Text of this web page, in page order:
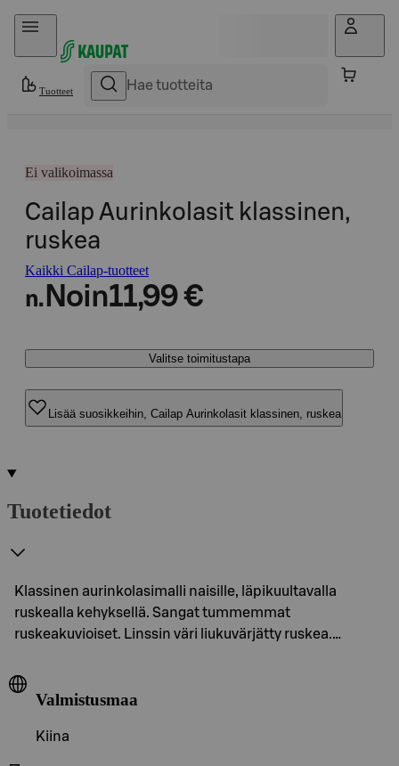
Hyppää sisältöön
Tuotteet
Ei valikoimassa
Cailap Aurinkolasit klassinen,
ruskea
Kaikki Cailap-tuotteet
n. Noin11,99 €
Valitse toimitustapa
Lisää suosikkeihin, Cailap Aurinkolasit klassinen, ruskea
Tuotetiedot
Klassinen aurinkolasimalli naisille, läpikuultavalla
ruskealla kehyksellä. Sangat tummemmat
ruskeakuvioiset. Linssin väri liukuvärjätty ruskea.…
Valmistusmaa
Kiina